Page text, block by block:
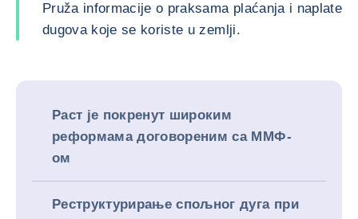
Pruža informacije o praksama plaćanja i naplate
dugova koje se koriste u zemlji.
Раст је покренут широким
реформама договореним са ММФ-
ом
Реструктурирање спољног дуга при